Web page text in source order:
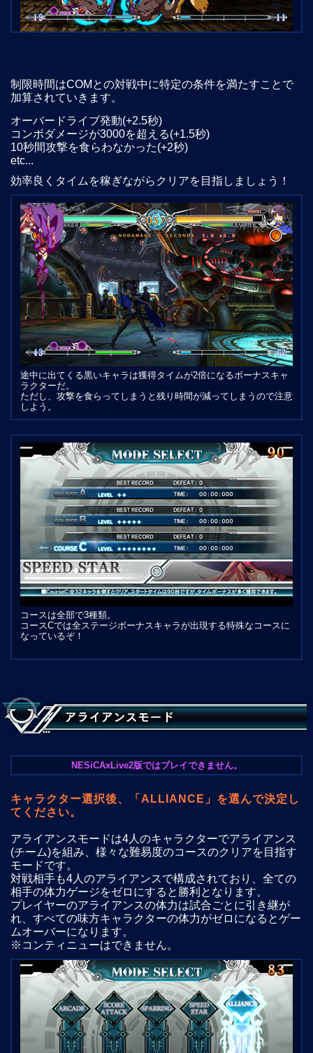
制限時間はCOMとの対戦中に特定の条件を満たすことで
加算されていきます。
オーバードライブ発動(+2.5秒)
コンボダメージが3000を超える(+1.5秒)
10秒間攻撃を食らわなかった(+2秒)
etc...
効率良くタイムを稼ぎながらクリアを目指しましょう！
途中に出てくる黒いキャラは獲得タイムが2倍になるボーナスキャ
ラクターだ。
ただし、攻撃を食らってしまうと残り時間が減ってしまうので注意
しよう。
コースは全部で3種類。
コースCでは全ステージボーナスキャラが出現する特殊なコースに
なっているぞ！
NESiCAxLive2版ではプレイできません。
キャラクター選択後、「ALLIANCE」を選んで決定し
てください。
アライアンスモードは4人のキャラクターでアライアンス
(チーム)を組み、様々な難易度のコースのクリアを目指す
モードです。
対戦相手も4人のアライアンスで構成されており、全ての
相手の体力ゲージをゼロにすると勝利となります。
プレイヤーのアライアンスの体力は試合ごとに引き継が
れ、すべての味方キャラクターの体力がゼロになるとゲー
ムオーバーになります。
※コンティニューはできません。